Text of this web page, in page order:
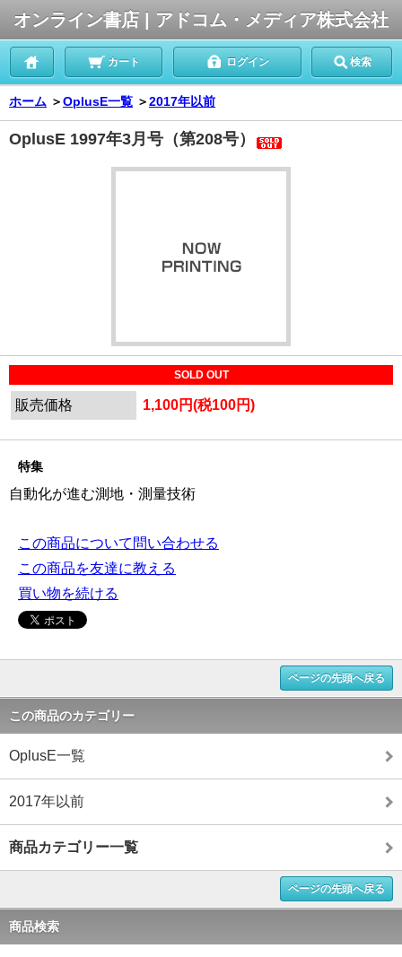
オンライン書店 | アドコム・メディア株式会社
カート ログイン 検索
ホーム ＞OplusE一覧 ＞2017年以前
OplusE 1997年3月号（第208号）
SOLD OUT
販売価格 1,100円(税100円)
特集
自動化が進む測地・測量技術
この商品について問い合わせる
この商品を友達に教える
買い物を続ける
ページの先頭へ戻る
この商品のカテゴリー
OplusE一覧
2017年以前
商品カテゴリー一覧
ページの先頭へ戻る
商品検索